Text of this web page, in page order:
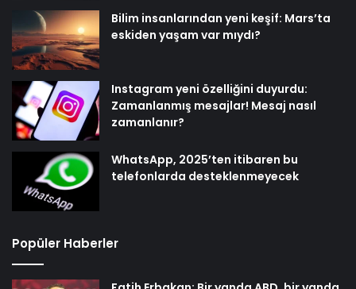
Bilim insanlarından yeni keşif: Mars’ta
eskiden yaşam var mıydı?
Instagram yeni özelliğini duyurdu:
Zamanlanmış mesajlar! Mesaj nasıl
zamanlanır?
WhatsApp, 2025’ten itibaren bu
telefonlarda desteklenmeyecek
Popüler Haberler